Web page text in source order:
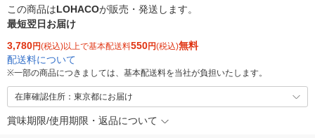
この商品はLOHACOが販売・発送します。
最短翌日お届け
3,780円(税込)以上で基本配送料550円(税込)無料
配送料について
※一部の商品につきましては、基本配送料を当社が負担いたします。
在庫確認住所：東京都にお届け
賞味期限/使用期限・返品について